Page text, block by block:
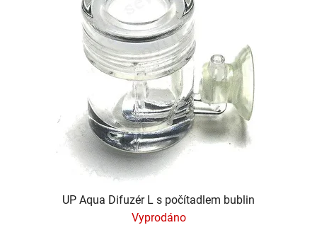
UP Aqua Difuzér L s počítadlem bublin
Vyprodáno